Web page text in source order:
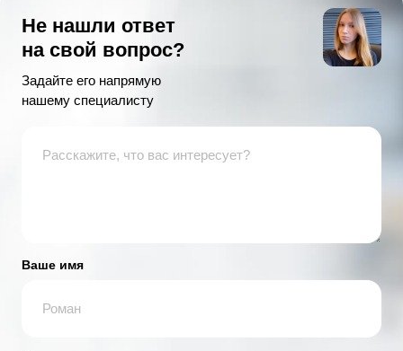
Не нашли ответ
на свой вопрос?
Задайте его напрямую
нашему специалисту
Ваше имя